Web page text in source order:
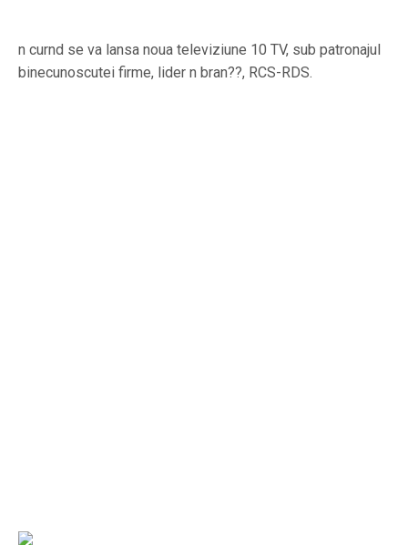
n curnd se va lansa noua televiziune 10 TV, sub patronajul
binecunoscutei firme, lider n bran??, RCS-RDS.